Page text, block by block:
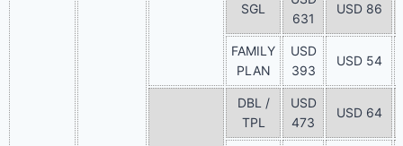
SGL
631
USD 86
FAMILY
PLAN
USD
393
USD 54
DBL /
TPL
USD
473
USD 64